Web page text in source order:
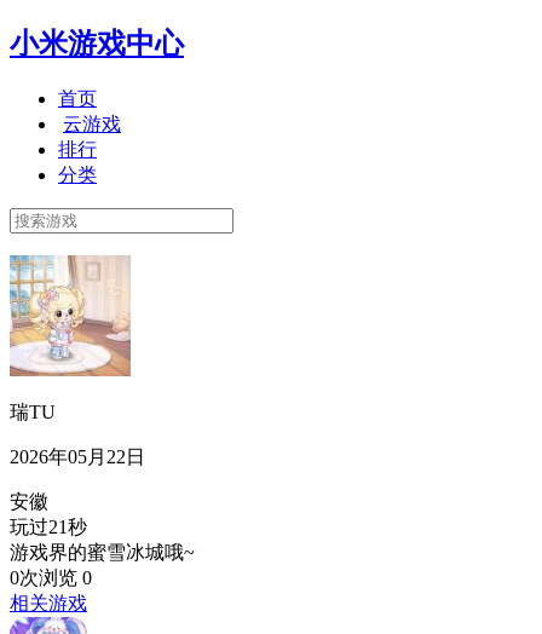
小米游戏中心
首页
云游戏
排行
分类
瑞TU
2026年05月22日
安徽
玩过21秒
游戏界的蜜雪冰城哦~
0次浏览 0
相关游戏